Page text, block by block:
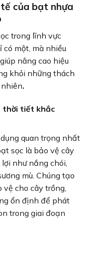
của bạt nhựa
trong lĩnh vực
một, mà nhiều
nâng cao hiệu
khỏi những thách
.
thời tiết khắc
quan trọng nhất
sọc là bảo vệ cây
như nắng chói,
mù. Chúng tạo
cho cây trồng,
ổn định để phát
trong giai đoạn